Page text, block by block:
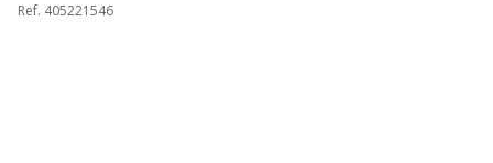
Ref. 405221546